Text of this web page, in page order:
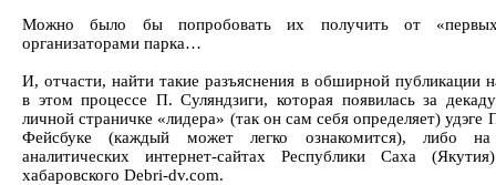
Можно было бы попробовать их получить от
организаторами парка…
И, отчасти, найти такие разъяснения в обширной публикации
в этом процессе П. Суляндзиги, которая появилась за
личной страничке «лидера» (так он сам себя определяет) удэге
Фейсбуке (каждый может легко ознакомится), либо
аналитических интернет-сайтах Республики Саха
хабаровского Debri-dv.com.